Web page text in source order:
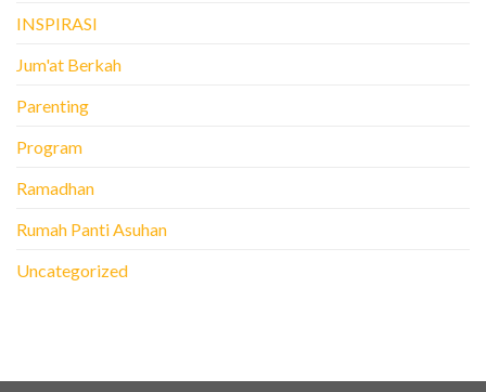
INSPIRASI
Jum'at Berkah
Parenting
Program
Ramadhan
Rumah Panti Asuhan
Uncategorized